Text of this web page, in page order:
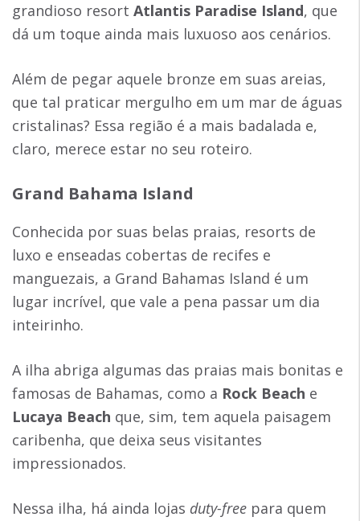
grandioso resort Atlantis Paradise Island, que
dá um toque ainda mais luxuoso aos cenários.
Além de pegar aquele bronze em suas areias,
que tal praticar mergulho em um mar de águas
cristalinas? Essa região é a mais badalada e,
claro, merece estar no seu roteiro.
Grand Bahama Island
Conhecida por suas belas praias, resorts de
luxo e enseadas cobertas de recifes e
manguezais, a Grand Bahamas Island é um
lugar incrível, que vale a pena passar um dia
inteirinho.
A ilha abriga algumas das praias mais bonitas e
famosas de Bahamas, como a Rock Beach e
Lucaya Beach que, sim, tem aquela paisagem
caribenha, que deixa seus visitantes
impressionados.
Nessa ilha, há ainda lojas duty-free para quem